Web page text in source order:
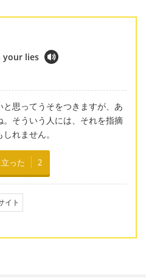
your lies
思ってうそをつきますが、あ
そういう人には、それを指摘
れません。
った 2
イト